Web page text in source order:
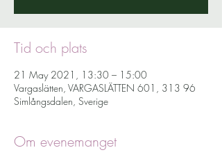
Tid och plats
21 May 2021, 13:30 – 15:00
Vargaslätten, VARGASLÄTTEN 601, 313 96
Simlångsdalen, Sverige
Om evenemanget